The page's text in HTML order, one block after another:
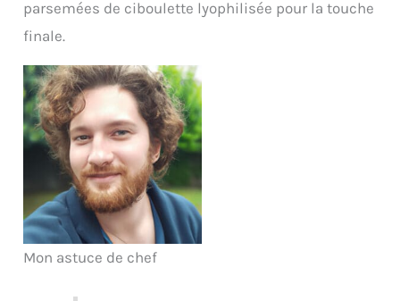
parsemées de ciboulette lyophilisée pour la touche
finale.
Mon astuce de chef